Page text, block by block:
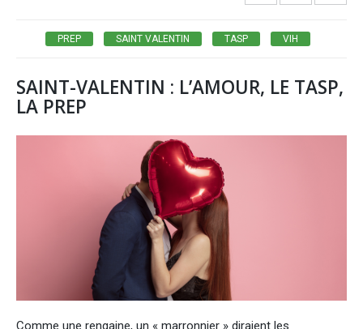
PREP SAINT VALENTIN TASP VIH
SAINT-VALENTIN : L’AMOUR, LE TASP,
LA PREP
Comme une rengaine, un « marronnier » diraient les